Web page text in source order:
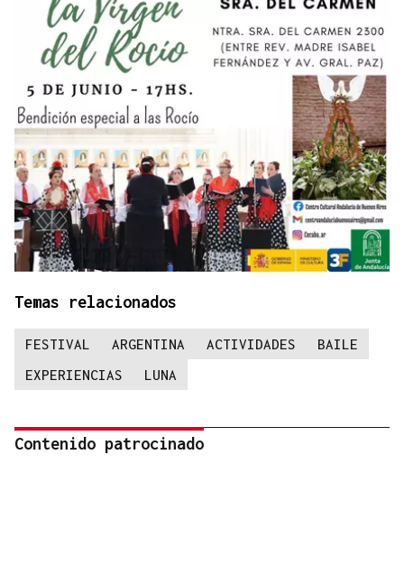
Temas relacionados
FESTIVAL ARGENTINA ACTIVIDADES
BAILE
EXPERIENCIAS
LUNA
Contenido patrocinado